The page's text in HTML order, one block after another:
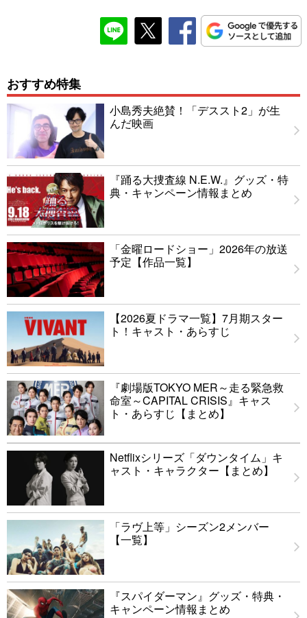
おすすめ特集
小島秀夫絶賛！「デススト2」が生
んだ映画
『踊る大捜査線 N.E.W.』グッズ・特
典・キャンペーン情報まとめ
「金曜ロードショー」2026年の放送
予定【作品一覧】
【2026夏ドラマ一覧】7月期スター
ト！キャスト・あらすじ
『劇場版TOKYO MER～走る緊急救
命室～CAPITAL CRISIS』キャス
ト・あらすじ【まとめ】
Netflixシリーズ「ダウンタイム」キ
ャスト・キャラクター【まとめ】
「ラヴ上等」シーズン2メンバー
【一覧】
『スパイダーマン』グッズ・特典・
キャンペーン情報まとめ